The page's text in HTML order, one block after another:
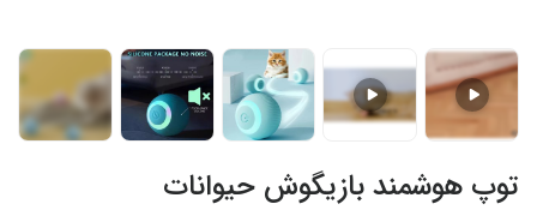
توپ هوشمند بازیگوش حیوانات